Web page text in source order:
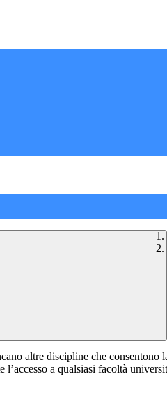
altre discipline che consentono
a qualsiasi facoltà